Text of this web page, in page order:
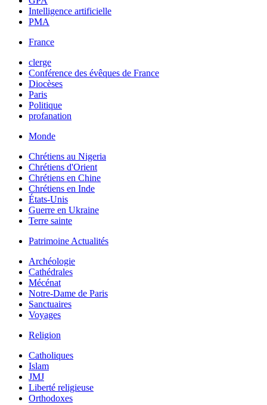
Intelligence artificielle
PMA
France
clerge
Conférence des évêques de France
Diocèses
Paris
Politique
profanation
Monde
Chrétiens au Nigeria
Chrétiens d'Orient
Chrétiens en Chine
Chrétiens en Inde
États-Unis
Guerre en Ukraine
Terre sainte
Patrimoine Actualités
Archéologie
Cathédrales
Mécénat
Notre-Dame de Paris
Sanctuaires
Voyages
Religion
Catholiques
Islam
JMJ
Liberté religieuse
Orthodoxes